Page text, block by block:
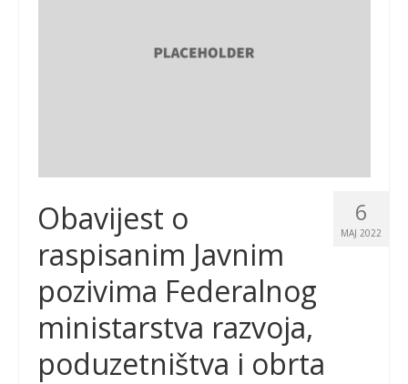
6
MAJ 2022
Obavijest o
raspisanim Javnim
pozivima Federalnog
ministarstva razvoja,
poduzetništva i obrta